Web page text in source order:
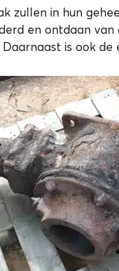
zullen in hun
en ontdaan
is ook de